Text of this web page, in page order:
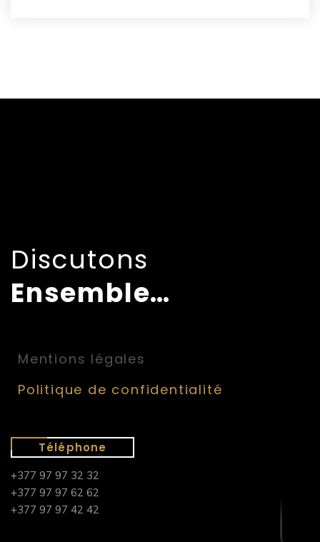
Discutons
Ensemble…
Mentions légales
Politique de confidentialité
Téléphone
+377 97 97 32 32
+377 97 97 62 62
+377 97 97 42 42